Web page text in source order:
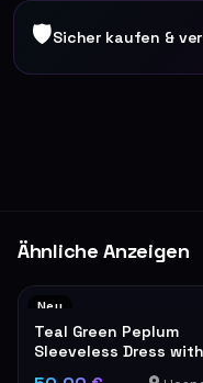
🛡Sicher kaufen &
Ähnliche Anzeigen
Neu
Teal Green Peplum
Sleeveless Dress with